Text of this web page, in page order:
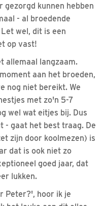
gezorgd kunnen hebben
- al broedende
wel, dit is een
op vast!
allemaal langzaam.
aan het broeden,
nog niet bereikt. We
met zo'n 5-7
wel wat eitjes bij. Dus
- gaat het best traag. De
zijn door koolmezen) is
dat is ook niet zo
goed jaar, dat
lukken.
Peter?', hoor ik je